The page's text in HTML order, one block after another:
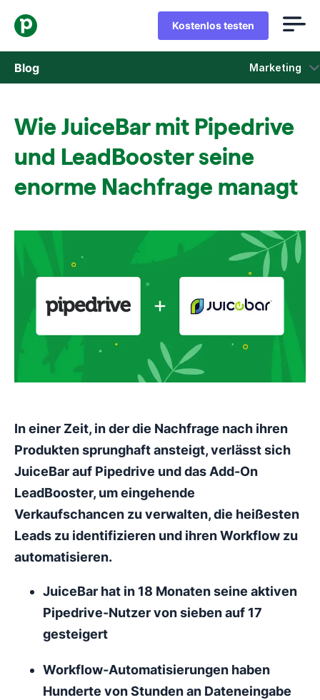
Kostenlos testen
Blog Marketing
Marketing
Produkt-Updates
Wie JuiceBar mit Pipedrive
und LeadBooster seine
enorme Nachfrage managt
In einer Zeit, in der die Nachfrage nach ihren
Produkten sprunghaft ansteigt, verlässt sich
JuiceBar auf Pipedrive und das Add-On
LeadBooster, um eingehende
Verkaufschancen zu verwalten, die heißesten
Leads zu identifizieren und ihren Workflow zu
automatisieren.
JuiceBar hat in 18 Monaten seine aktiven
Pipedrive-Nutzer von sieben auf 17
gesteigert
Workflow-Automatisierungen haben
Hunderte von Stunden an Dateneingabe